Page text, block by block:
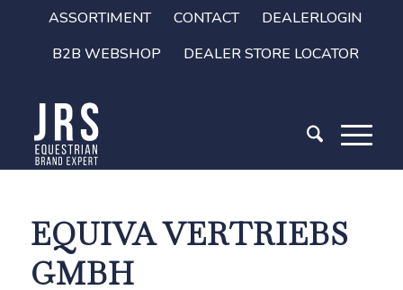
ASSORTIMENT CONTACT
DEALERLOGIN
B2B WEBSHOP
DEALER STORE LOCATOR
EQUIVA VERTRIEBS
GMBH